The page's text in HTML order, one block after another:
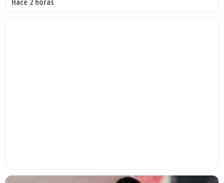
Hace 2 horas